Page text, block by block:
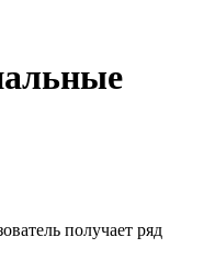
получает ряд